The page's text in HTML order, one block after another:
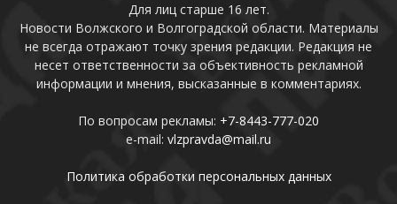
Для лиц старше 16 лет.
Новости Волжского и Волгоградской области. Материалы
не всегда отражают точку зрения редакции. Редакция не
несет ответственности за объективность рекламной
информации и мнения, высказанные в комментариях.
По вопросам рекламы: +7-8443-777-020
e-mail: vlzpravda@mail.ru
Политика обработки персональных данных